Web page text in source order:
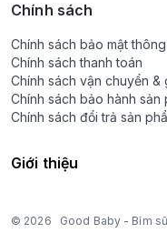
Chính sách
Chính sách bảo mật
Chính sách thanh toán
Chính sách vận chuyển &
Chính sách bảo hành sản
Chính sách đổi trả sản
Giới thiệu
© 2026 Good Baby - Bỉm